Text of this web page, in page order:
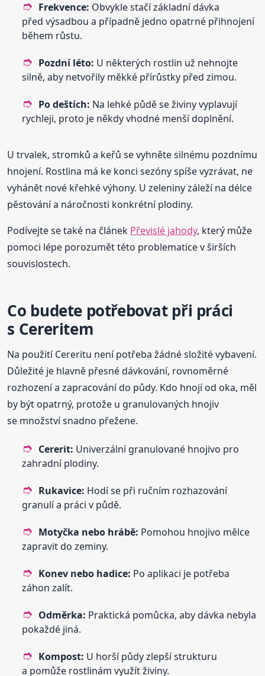
Frekvence: Obvykle stačí základní dávka
před výsadbou a případně jedno opatrné přihnojení
během růstu.
Pozdní léto: U některých rostlin už nehnojte
silně, aby netvořily měkké přírůstky před zimou.
Po deštích: Na lehké půdě se živiny vyplavují
rychleji, proto je někdy vhodné menší doplnění.
U trvalek, stromků a keřů se vyhněte silnému pozdnímu
hnojení. Rostlina má ke konci sezóny spíše vyzrávat, ne
vyhánět nové křehké výhony. U zeleniny záleží na délce
pěstování a náročnosti konkrétní plodiny.
Podívejte se také na článek Převislé jahody, který může
pomoci lépe porozumět této problematice v širších
souvislostech.
Co budete potřebovat při práci
s Cereritem
Na použití Cereritu není potřeba žádné složité vybavení.
Důležité je hlavně přesné dávkování, rovnoměrné
rozhození a zapracování do půdy. Kdo hnojí od oka, měl
by být opatrný, protože u granulovaných hnojiv
se množství snadno přežene.
Cererit: Univerzální granulované hnojivo pro
zahradní plodiny.
Rukavice: Hodí se při ručním rozhazování
granulí a práci v půdě.
Motyčka nebo hrábě: Pomohou hnojivo mělce
zapravit do zeminy.
Konev nebo hadice: Po aplikaci je potřeba
záhon zalít.
Odměrka: Praktická pomůcka, aby dávka nebyla
pokaždé jiná.
Kompost: U horší půdy zlepší strukturu
a pomůže rostlinám využít živiny.